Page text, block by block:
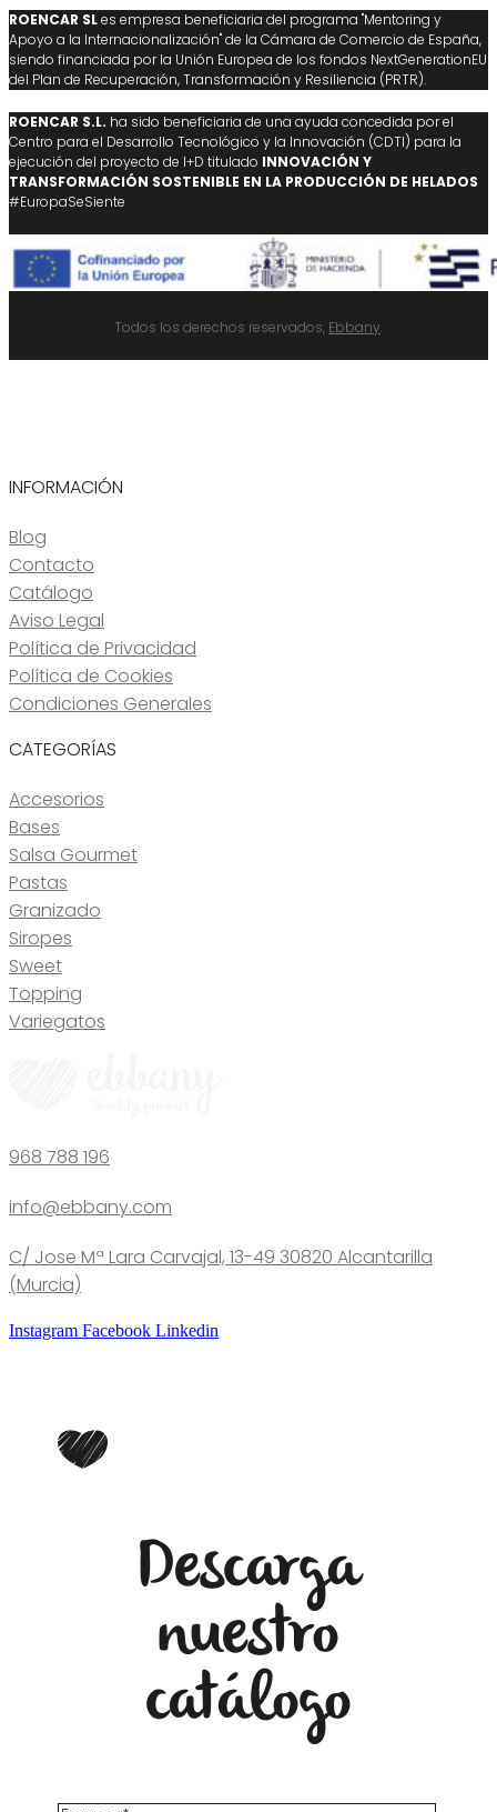
ROENCAR SLes empresa beneficiaria del programa "Mentoring y
Apoyo a la Internacionalización" de la Cámara de Comercio de España,
siendo financiada por la Unión Europea de los fondos NextGenerationEU
del Plan de Recuperación, Transformación y Resiliencia (PRTR).
ROENCAR S.L. ha sido beneficiaria de una ayuda concedida por el
Centro para el Desarrollo Tecnológico y la Innovación (CDTI) para la
ejecución del proyecto de I+D titulado INNOVACIÓN Y
TRANSFORMACIÓN SOSTENIBLE EN LA PRODUCCIÓN DE HELADOS
#EuropaSeSiente
Todos los derechos reservados, Ebbany.
INFORMACIÓN
Blog
Contacto
Catálogo
Aviso Legal
Política de Privacidad
Política de Cookies
Condiciones Generales
CATEGORÍAS
Accesorios
Bases
Salsa Gourmet
Pastas
Granizado
Siropes
Sweet
Topping
Variegatos
968 788 196
info@ebbany.com
C/ Jose Mª Lara Carvajal, 13-49 30820 Alcantarilla
(Murcia)
Instagram Facebook Linkedin
Descarga
nuestro
catálogo